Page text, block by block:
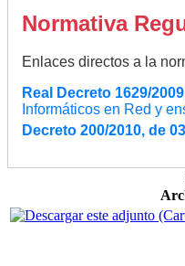
Normativa
Enlaces directos a la
Real Decreto 1629/
Informáticos en Red y
Decreto 200/2010, de